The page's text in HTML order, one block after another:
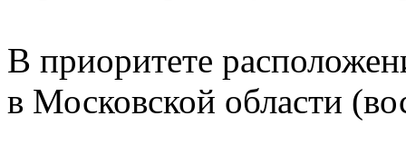
В приоритете
в Московской области